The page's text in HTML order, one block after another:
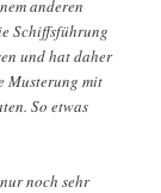
anderen
Schiffsführung
und hat daher
Musterung mit
So etwas
noch sehr